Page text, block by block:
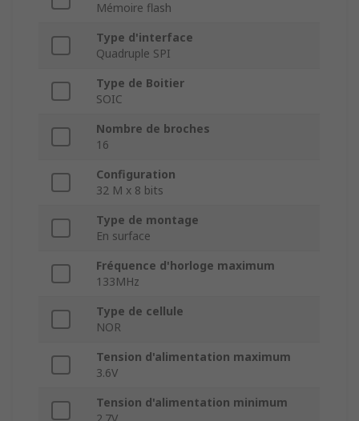
Mémoire flash
Type d'interface
Quadruple SPI
Type de Boitier
SOIC
Nombre de broches
16
Configuration
32 M x 8 bits
Type de montage
En surface
Fréquence d'horloge maximum
133MHz
Type de cellule
NOR
Tension d'alimentation maximum
3.6V
Tension d'alimentation minimum